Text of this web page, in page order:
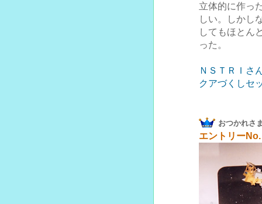
立体的に作っ
しい。しかし
してもほとん
った。
ＮＳＴＲＩさ
クアづくしセ
おつかれさ
エントリー